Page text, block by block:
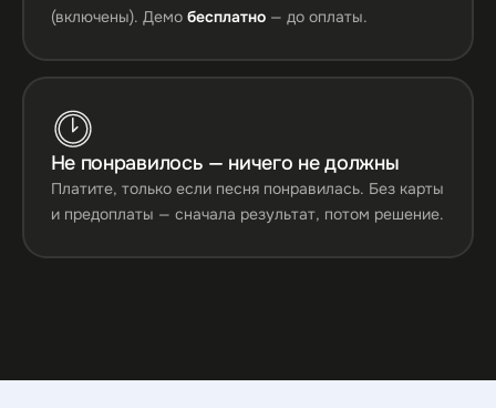
(включены). Демо бесплатно— до оплаты.
Не понравилось — ничего не должны
Платите, только если песня понравилась. Без карты
и предоплаты — сначала результат, потом решение.